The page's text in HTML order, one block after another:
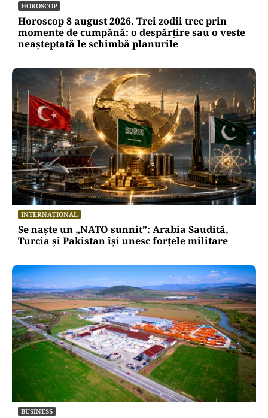
HOROSCOP
Horoscop 8 august 2026. Trei zodii trec prin
momente de cumpănă: o despărțire sau o veste
neașteptată le schimbă planurile
INTERNAȚIONAL
Se naște un „NATO sunnit”: Arabia Saudită,
Turcia și Pakistan își unesc forțele militare
BUSINESS